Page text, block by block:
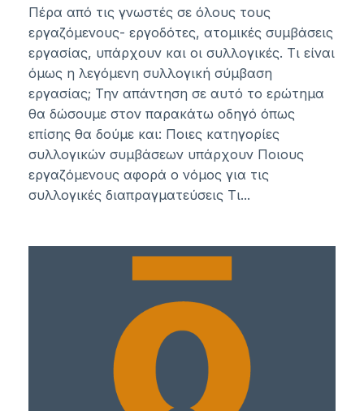
Πέρα από τις γνωστές σε όλους τους
εργαζόμενους- εργοδότες, ατομικές συμβάσεις
εργασίας, υπάρχουν και οι συλλογικές. Τι είναι
όμως η λεγόμενη συλλογική σύμβαση
εργασίας; Την απάντηση σε αυτό το ερώτημα
θα δώσουμε στον παρακάτω οδηγό όπως
επίσης θα δούμε και: Ποιες κατηγορίες
συλλογικών συμβάσεων υπάρχουν Ποιους
εργαζόμενους αφορά ο νόμος για τις
συλλογικές διαπραγματεύσεις Τι...